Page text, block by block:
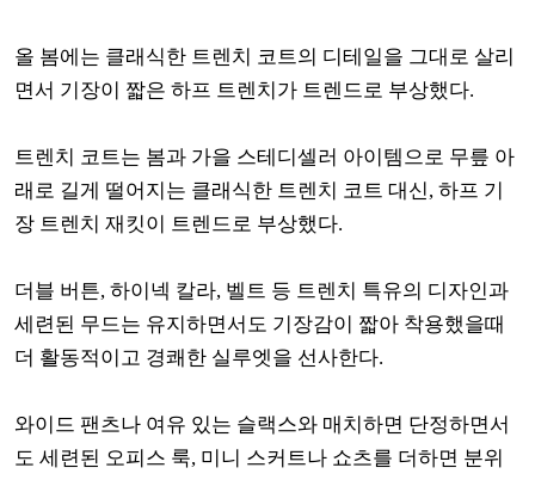
올 봄에는 클래식한 트렌치 코트의 디테일을 그대로 살리
면서 기장이 짧은 하프 트렌치가 트렌드로 부상했다.
트렌치 코트는 봄과 가을 스테디셀러 아이템으로 무릎 아
래로 길게 떨어지는 클래식한 트렌치 코트 대신, 하프 기
장 트렌치 재킷이 트렌드로 부상했다.
더블 버튼, 하이넥 칼라, 벨트 등 트렌치 특유의 디자인과
세련된 무드는 유지하면서도 기장감이 짧아 착용했을때
더 활동적이고 경쾌한 실루엣을 선사한다.
와이드 팬츠나 여유 있는 슬랙스와 매치하면 단정하면서
도 세련된 오피스 룩, 미니 스커트나 쇼츠를 더하면 분위